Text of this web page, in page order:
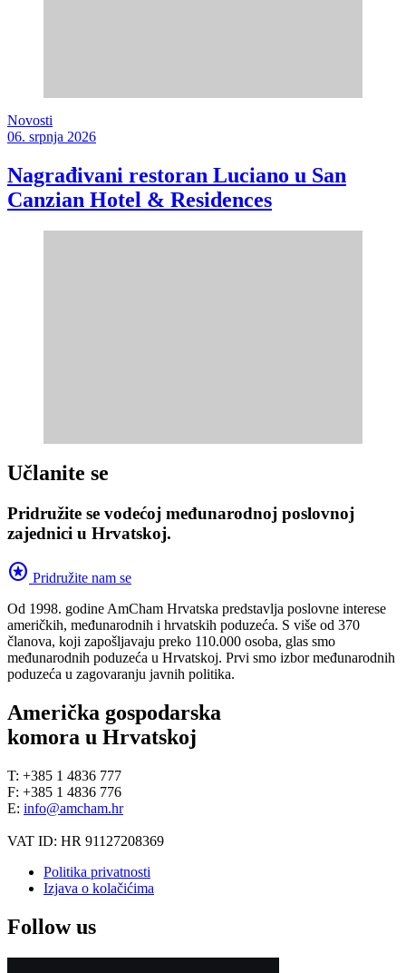
Novosti
06. srpnja 2026
Nagrađivani restoran Luciano u San
Canzian Hotel & Residences
Učlanite se
Pridružite se vodećoj međunarodnoj poslovnoj
zajednici u Hrvatskoj.
stars Pridružite nam se
Od 1998. godine AmCham Hrvatska predstavlja poslovne interese
američkih, međunarodnih i hrvatskih poduzeća. S više od 370
članova, koji zapošljavaju preko 110.000 osoba, glas smo
međunarodnih poduzeća u Hrvatskoj. Prvi smo izbor međunarodnih
poduzeća u zagovaranju javnih politika.
Američka gospodarska
komora u Hrvatskoj
T: +385 1 4836 777
F: +385 1 4836 776
E: info@amcham.hr
VAT ID: HR 91127208369
Politika privatnosti
Izjava o kolačićima
Follow us